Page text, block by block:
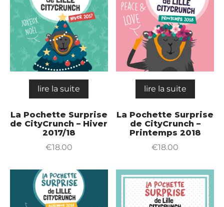
lire la suite
La Pochette Surprise
de CityCrunch – Hiver
2017/18
€18.00
lire la suite
La Pochette Surprise
de CityCrunch –
Printemps 2018
€18.00